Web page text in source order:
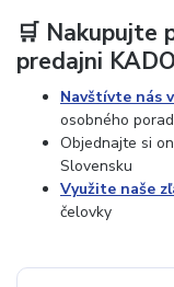
🛒 Nakupujte
predajni KADO
Navštívte nás
osobného
Objednajte si
Slovensku
Využite naše
čelovky